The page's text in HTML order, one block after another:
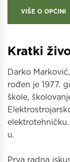
VIŠE O OPĆINI
Kratki
Darko
rođen je 1977.
škole,
u.
Prva radna